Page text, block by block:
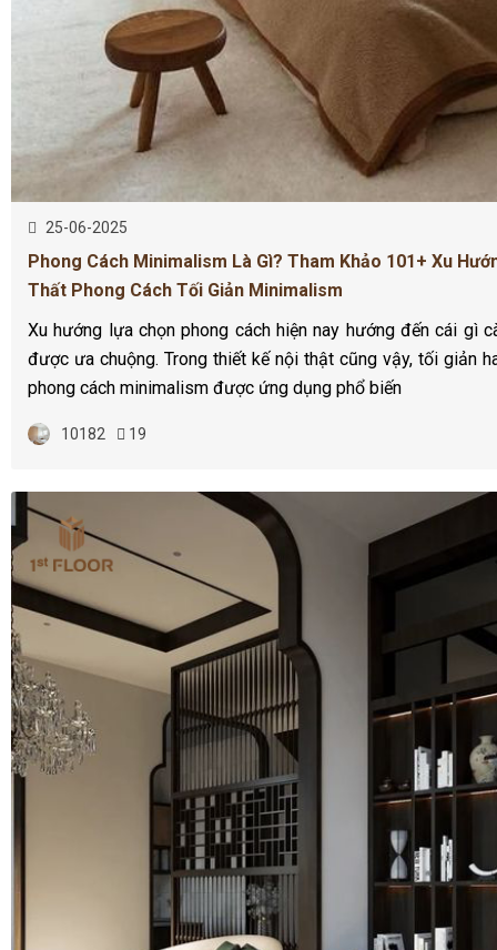
25-06-2025
Phong Cách Minimalism Là Gì? Tham Khảo 101+ Xu
Thất Phong Cách Tối Giản Minimalism
Xu hướng lựa chọn phong cách hiện nay hướng đến cái gì
được ưa chuộng. Trong thiết kế nội thật cũng vậy, tối giản
phong cách minimalism được ứng dụng phổ biến
10182 19